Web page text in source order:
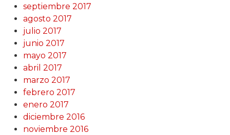
septiembre 2017
agosto 2017
julio 2017
junio 2017
mayo 2017
abril 2017
marzo 2017
febrero 2017
enero 2017
diciembre 2016
noviembre 2016